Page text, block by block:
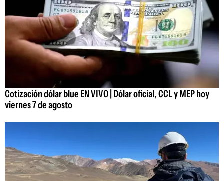
Cotización dólar blue EN VIVO | Dólar oficial, CCL y MEP hoy
viernes 7 de agosto